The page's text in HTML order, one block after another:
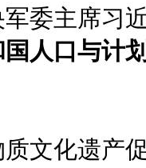
军委主席习
国人口与计
文化遗产